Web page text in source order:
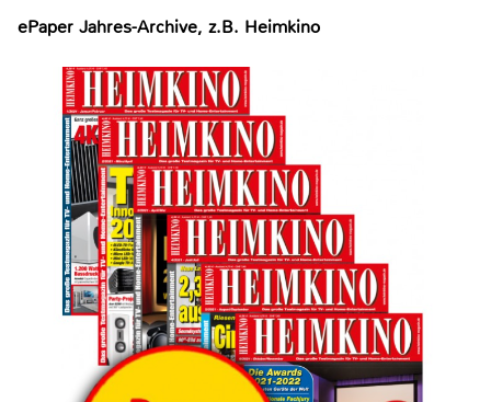
ePaper Jahres-Archive, z.B. Heimkino